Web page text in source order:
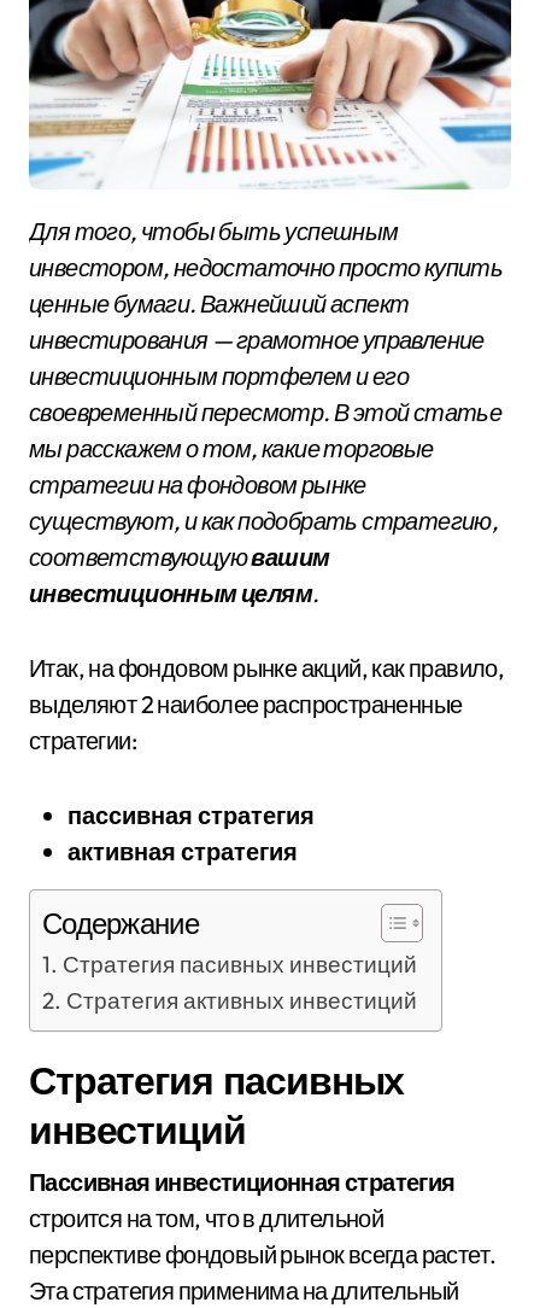
Для того, чтобы быть успешным
инвестором, недостаточно просто купить
ценные бумаги. Важнейший аспект
инвестирования — грамотное управление
инвестиционным портфелем и его
своевременный пересмотр. В этой статье
мы расскажем о том, какие торговые
стратегии на фондовом рынке
существуют, и как подобрать стратегию,
соответствующуювашим
инвестиционным целям.
Итак, на фондовом рынке акций, как правило,
выделяют 2 наиболее распространенные
стратегии:
пассивная стратегия
активная стратегия
Содержание
Стратегия пасивных инвестиций
Стратегия активных инвестиций
Стратегия пасивных
инвестиций
Пассивная инвестиционная стратегия
строится на том, что в длительной
перспективе фондовый рынок всегда растет.
Эта стратегия применима на длительный